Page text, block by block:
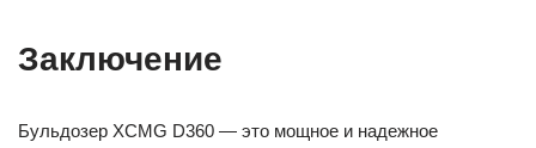
Заключение
Бульдозер XCMG D360 — это мощное и надежное